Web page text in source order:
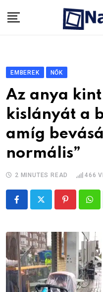
EMBEREK NŐK
Az anya
kislányát a
amíg
normális”
2 MINUTES READ 466
Pinterest